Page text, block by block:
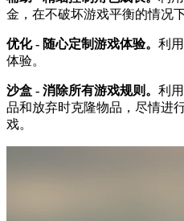
金，在不破坏游戏平衡的情况
优化 - 随心定制游戏体验。 利
体验。
沙盒 - 消除所有游戏规则。 利
品和放弃时克隆物品，尽情进
戏。